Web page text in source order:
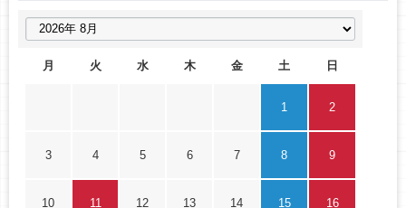
月 火 水 木 金 土 日
1 2
3 4 5 6 7 8 9
10 11 12 13 14 15 16